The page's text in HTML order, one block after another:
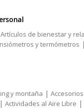
Artículos de bienestar y
y termómetros |
y montaña |
| Actividades al Aire Libre |